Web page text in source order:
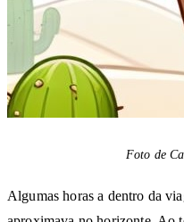
Foto de
Algumas horas a dentro da